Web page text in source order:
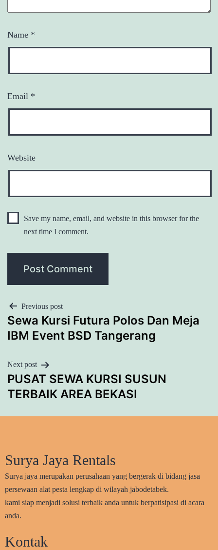
Name *
Email *
Website
Save my name, email, and website in this browser for the
next time I comment.
POST
NAVIGATION
Previous post
Sewa Kursi Futura Polos Dan Meja
IBM Event BSD Tangerang
Next post
PUSAT SEWA KURSI SUSUN
TERBAIK AREA BEKASI
Surya Jaya Rentals
Surya jaya merupakan perusahaan yang bergerak di bidang jasa
persewaan alat pesta lengkap di wilayah jabodetabek.
kami siap menjadi solusi terbaik anda untuk berpatisipasi di acara
anda.
Kontak